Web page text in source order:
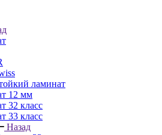
ламинат
12 мм
32 класс
33 класс
Назад